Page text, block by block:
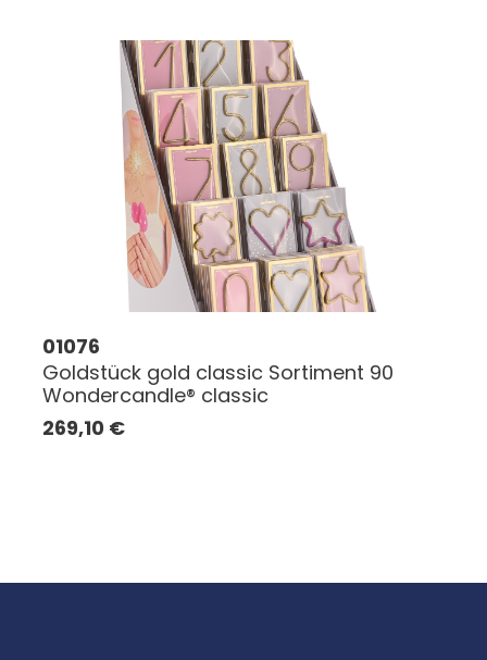
01076
Goldstück gold classic Sortiment 90
Wondercandle® classic
269,10 €